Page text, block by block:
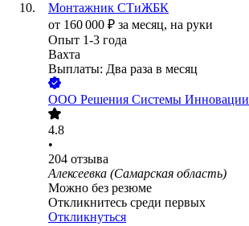
Монтажник СТиЖБК
от 160 000 ₽ за месяц, на руки
Опыт 1-3 года
Вахта
Выплаты: Два раза в месяц
ООО Решения Системы Инновации
4.8
•
204 отзыва
Алексеевка (Самарская область)
Можно без резюме
Откликнитесь среди первых
Откликнуться